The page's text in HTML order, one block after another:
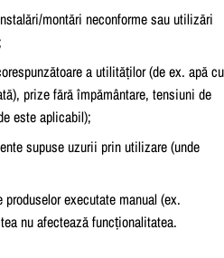
montări neconforme sau utilizări
a utilităților (de ex. apă cu
prize fără împământare, tensiuni de
este aplicabil);
supuse uzurii prin utilizare (unde
executate manual (ex.
nu afectează funcționalitatea.